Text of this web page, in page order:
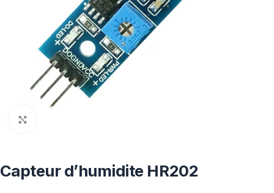
Capteur d’humidite HR202